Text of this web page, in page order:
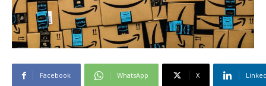
Facebook WhatsApp X